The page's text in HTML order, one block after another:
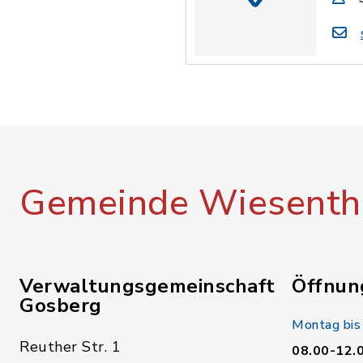
Gemeinde
Verwaltungsgemeinschaft
Gosberg
Reuther Str. 1
Montag
08.00-